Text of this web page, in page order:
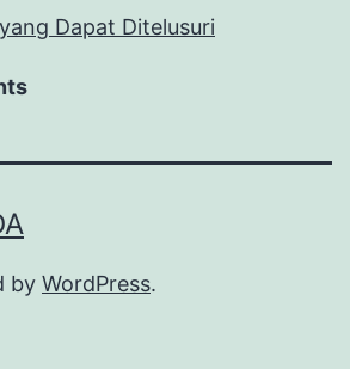
Dapat Ditelusuri
by WordPress.